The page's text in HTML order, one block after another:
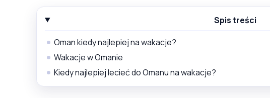
Spis treści
Oman kiedy najlepiej na wakacje?
Wakacje w Omanie
Kiedy najlepiej lecieć do Omanu na wakacje?